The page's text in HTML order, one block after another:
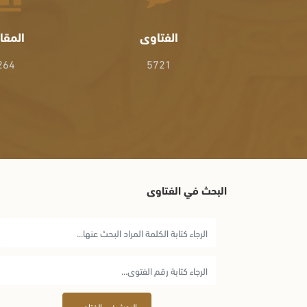
الفتاوى
5721
البحث في الفتاوى